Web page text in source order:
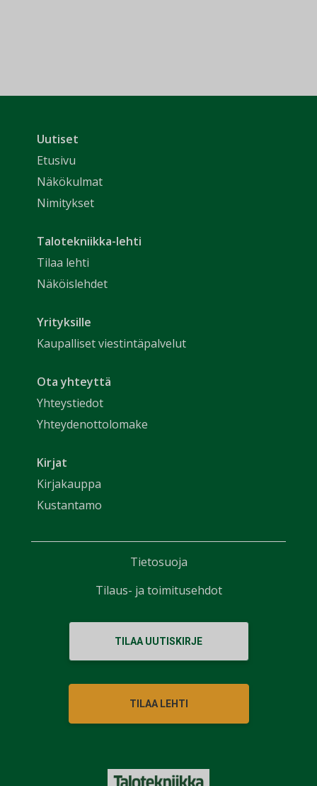
Uutiset
Etusivu
Näkökulmat
Nimitykset
Talotekniikka-lehti
Tilaa lehti
Näköislehdet
Yrityksille
Kaupalliset viestintäpalvelut
Ota yhteyttä
Yhteystiedot
Yhteydenottolomake
Kirjat
Kirjakauppa
Kustantamo
TILAA UUTISKIRJE
TILAA LEHTI
Tietosuoja
Tilaus- ja toimitusehdot